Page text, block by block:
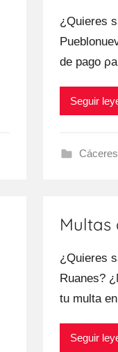
¿Quieres
dе pago
Seguir
Cáceres
Multas
¿Quieres
Ruanes?
tu multa en
Seguir